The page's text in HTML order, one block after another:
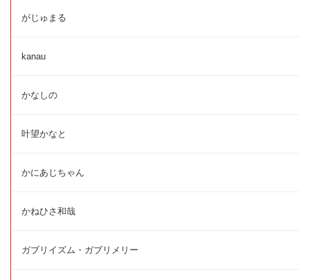
がじゅまる
kanau
かなしの
叶望かなと
かにあじちゃん
かねひさ和哉
ガブリイズム・ガブリメリー